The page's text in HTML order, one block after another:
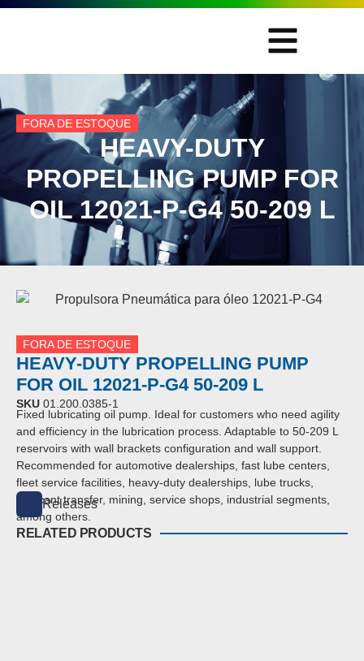
FORA DE ESTOQUE
HEAVY-DUTY
PROPELLING PUMP FOR
OIL 12021-P-G4 50-209 L
FORA DE ESTOQUE
HEAVY-DUTY PROPELLING PUMP
FOR OIL 12021-P-G4 50-209 L
SKU 01.200.0385-1
Fixed lubricating oil pump. Ideal for customers who need agility
and efficiency in the lubrication process. Adaptable to 50-209 L
reservoirs with wall brackets configuration and wall support.
Recommended for automotive dealerships, fast lube centers,
fleet service facilities, heavy-duty dealerships, lube trucks,
lubricant transfer, mining, service shops, industrial segments,
among others
Releases
RELATED PRODUCTS